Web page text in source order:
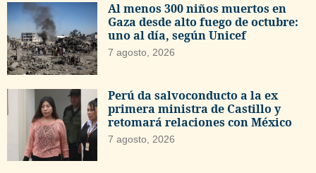
Al menos 300 niños muertos en
Gaza desde alto fuego de octubre:
uno al día, según Unicef
7 agosto, 2026
Perú da salvoconducto a la ex
primera ministra de Castillo y
retomará relaciones con México
7 agosto, 2026